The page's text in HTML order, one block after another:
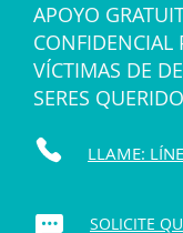
APOYO
CONFIDENCIAL
VÍCTIMAS DE
SERES
LLAME:
SOLICITE